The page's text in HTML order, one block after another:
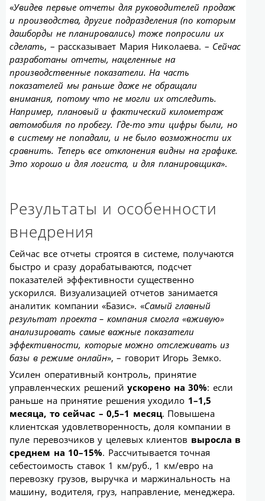
«Увидев первые отчеты для руководителей продаж
и производства, другие подразделения (по которым
дашборды не планировались) тоже попросили их
сделать, – рассказывает Мария Николаева. – Сейчас
разработаны отчеты, нацеленные на
производственные показатели. На часть
показателей мы раньше даже не обращали
внимания, потому что не могли их отследить.
Например, плановый и фактический километраж
автомобиля по пробегу. Где-то эти цифры были, но
в систему не попадали, и не было возможности их
сравнить. Теперь все отклонения видны на графике.
Это хорошо и для логиста, и для планировщика».
Результаты и особенности
внедрения
Сейчас все отчеты строятся в системе, получаются
быстро и сразу дорабатываются, подсчет
показателей эффективности существенно
ускорился. Визуализацией отчетов занимается
аналитик компании «Базис». «Самый главный
результат проекта – компания смогла «вживую»
анализировать самые важные показатели
эффективности, которые можно отслеживать из
базы в режиме онлайн», – говорит Игорь Земко.
Усилен оперативный контроль, принятие
управленческих решений ускорено на 30%: если
раньше на принятие решения уходило 1–1,5
месяца, то сейчас – 0,5–1 месяц. Повышена
клиентская удовлетворенность, доля компании в
пуле перевозчиков у целевых клиентов выросла в
среднем на 10–15%. Рассчитывается точная
себестоимость ставок 1 км/руб., 1 км/евро на
перевозку грузов, выручка и маржинальность на
машину, водителя, груз, направление, менеджера.